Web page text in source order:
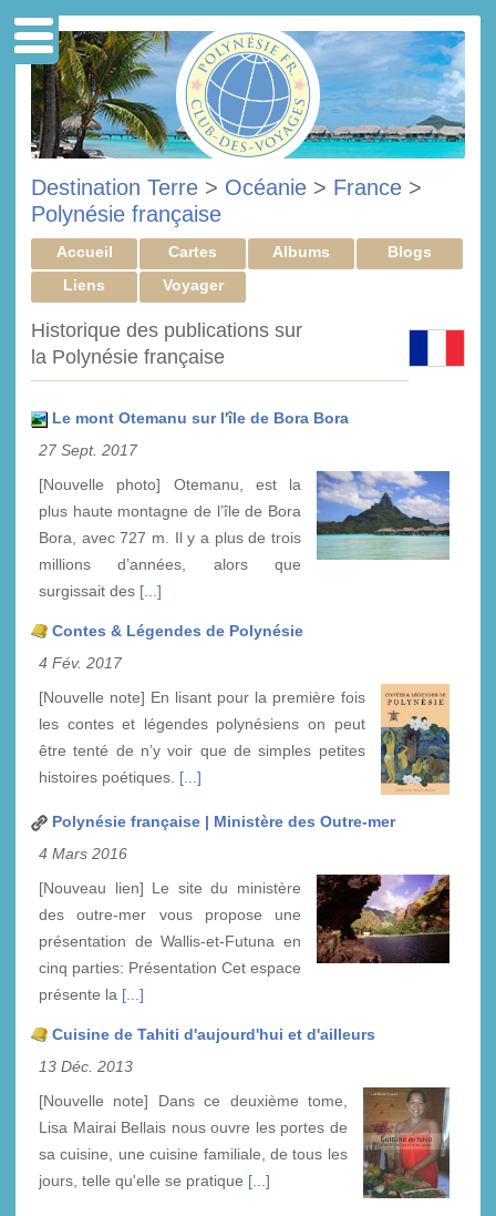
Destination Terre > Océanie > France >
Polynésie française
Accueil Cartes Albums
Blogs
Liens
Voyager
Historique des publications sur
la Polynésie française
Le mont Otemanu sur l'île de Bora Bora
27 Sept. 2017
[Nouvelle photo] Otemanu, est la
plus haute montagne de l’île de Bora
Bora, avec 727 m. Il y a plus de trois
millions d’années, alors que
surgissait des [...]
Contes & Légendes de Polynésie
4 Fév. 2017
[Nouvelle note] En lisant pour la première fois
les contes et légendes polynésiens on peut
être tenté de n’y voir que de simples petites
histoires poétiques. [...]
Polynésie française | Ministère des Outre-mer
4 Mars 2016
[Nouveau lien] Le site du ministère
des outre-mer vous propose une
présentation de Wallis-et-Futuna en
cinq parties: Présentation Cet espace
présente la [...]
Cuisine de Tahiti d'aujourd'hui et d'ailleurs
13 Déc. 2013
[Nouvelle note] Dans ce deuxième tome,
Lisa Mairai Bellais nous ouvre les portes de
sa cuisine, une cuisine familiale, de tous les
jours, telle qu'elle se pratique [...]